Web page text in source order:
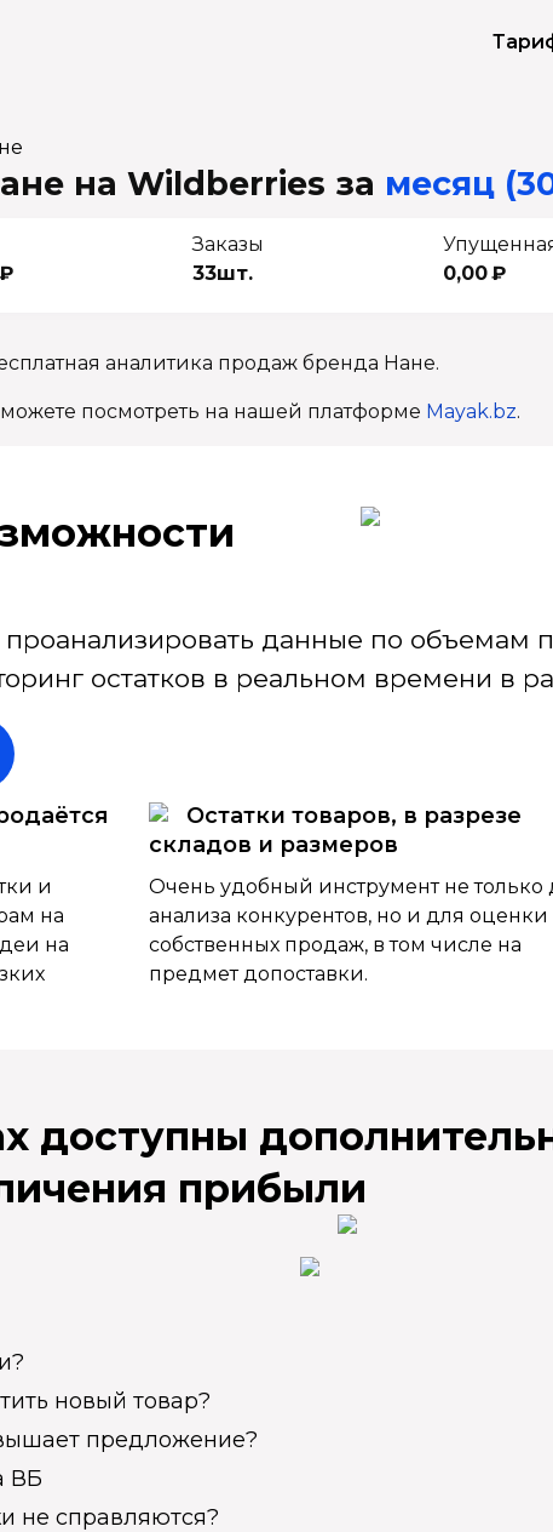
на Wildberries за месяц
Заказы
33шт.
0,00 ₽
аналитика продаж бренда Нане.
посмотреть на нашей платформе Mayak.bz.
данные по объемам
остатков в реальном времени в
и
на
на
Остатки товаров, в разрезе
складов и размеров
Очень удобный инструмент не только
анализа конкурентов, но и для оценки
собственных продаж, в том числе на
предмет допоставки.
доступны
прибыли
новый товар?
предложение?
ВБ
не справляются?